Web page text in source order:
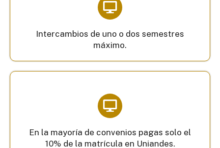
Intercambios de uno o dos semestres
máximo.
En la mayoría de convenios pagas solo el
10% de la matrícula en Uniandes.